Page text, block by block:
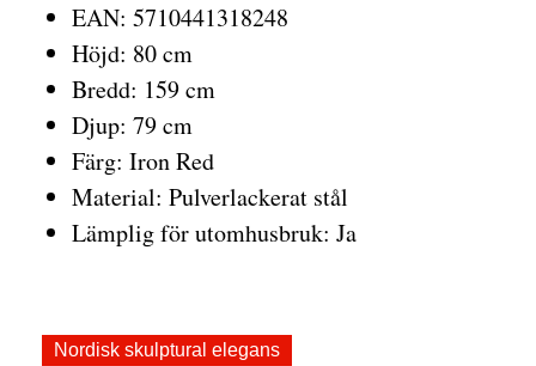
EAN: 5710441318248
Höjd: 80 cm
Bredd: 159 cm
Djup: 79 cm
Färg: Iron Red
Material: Pulverlackerat stål
Lämplig för utomhusbruk: Ja
Nordisk skulptural elegans